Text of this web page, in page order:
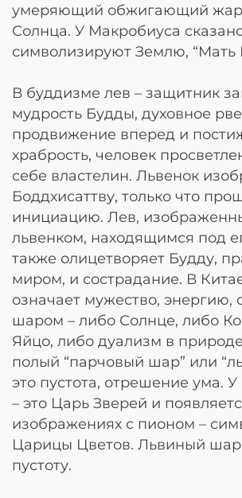
умеряющий обжигающий жар
Солнца. У Макробиуса
символизируют Землю, “Мать
В буддизме лев – защитник
мудрость Будды, духовное
продвижение вперед и
храбрость, человек
себе властелин. Львенок
Боддхисаттву, только что
инициацию. Лев,
львенком, находящимся под
также олицетворяет Будду,
миром, и сострадание. В
означает мужество, энергию,
шаром – либо Солнце, либо
Яйцо, либо дуализм в
полый “парчовый шар” или
это пустота, отрешение ума.
– это Царь Зверей и
изображениях с пионом –
Царицы Цветов. Львиный шар
пустоту.